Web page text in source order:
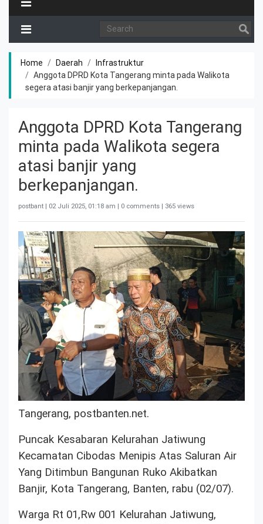
Home Daerah
Infrastruktur
Anggota DPRD Kota Tangerang minta pada Walikota
segera atasi banjir yang berkepanjangan.
Anggota DPRD Kota Tangerang
minta pada Walikota segera
atasi banjir yang
berkepanjangan.
postbant | 02 Juli 2025, 01:18 am | 0 comments | 365 views
Tangerang, postbanten.net.
Puncak Kesabaran Kelurahan Jatiwung
Kecamatan Cibodas Menipis Atas Saluran Air
Yang Ditimbun Bangunan Ruko Akibatkan
Banjir, Kota Tangerang, Banten, rabu (02/07).
Warga Rt 01,Rw 001 Kelurahan Jatiwung,